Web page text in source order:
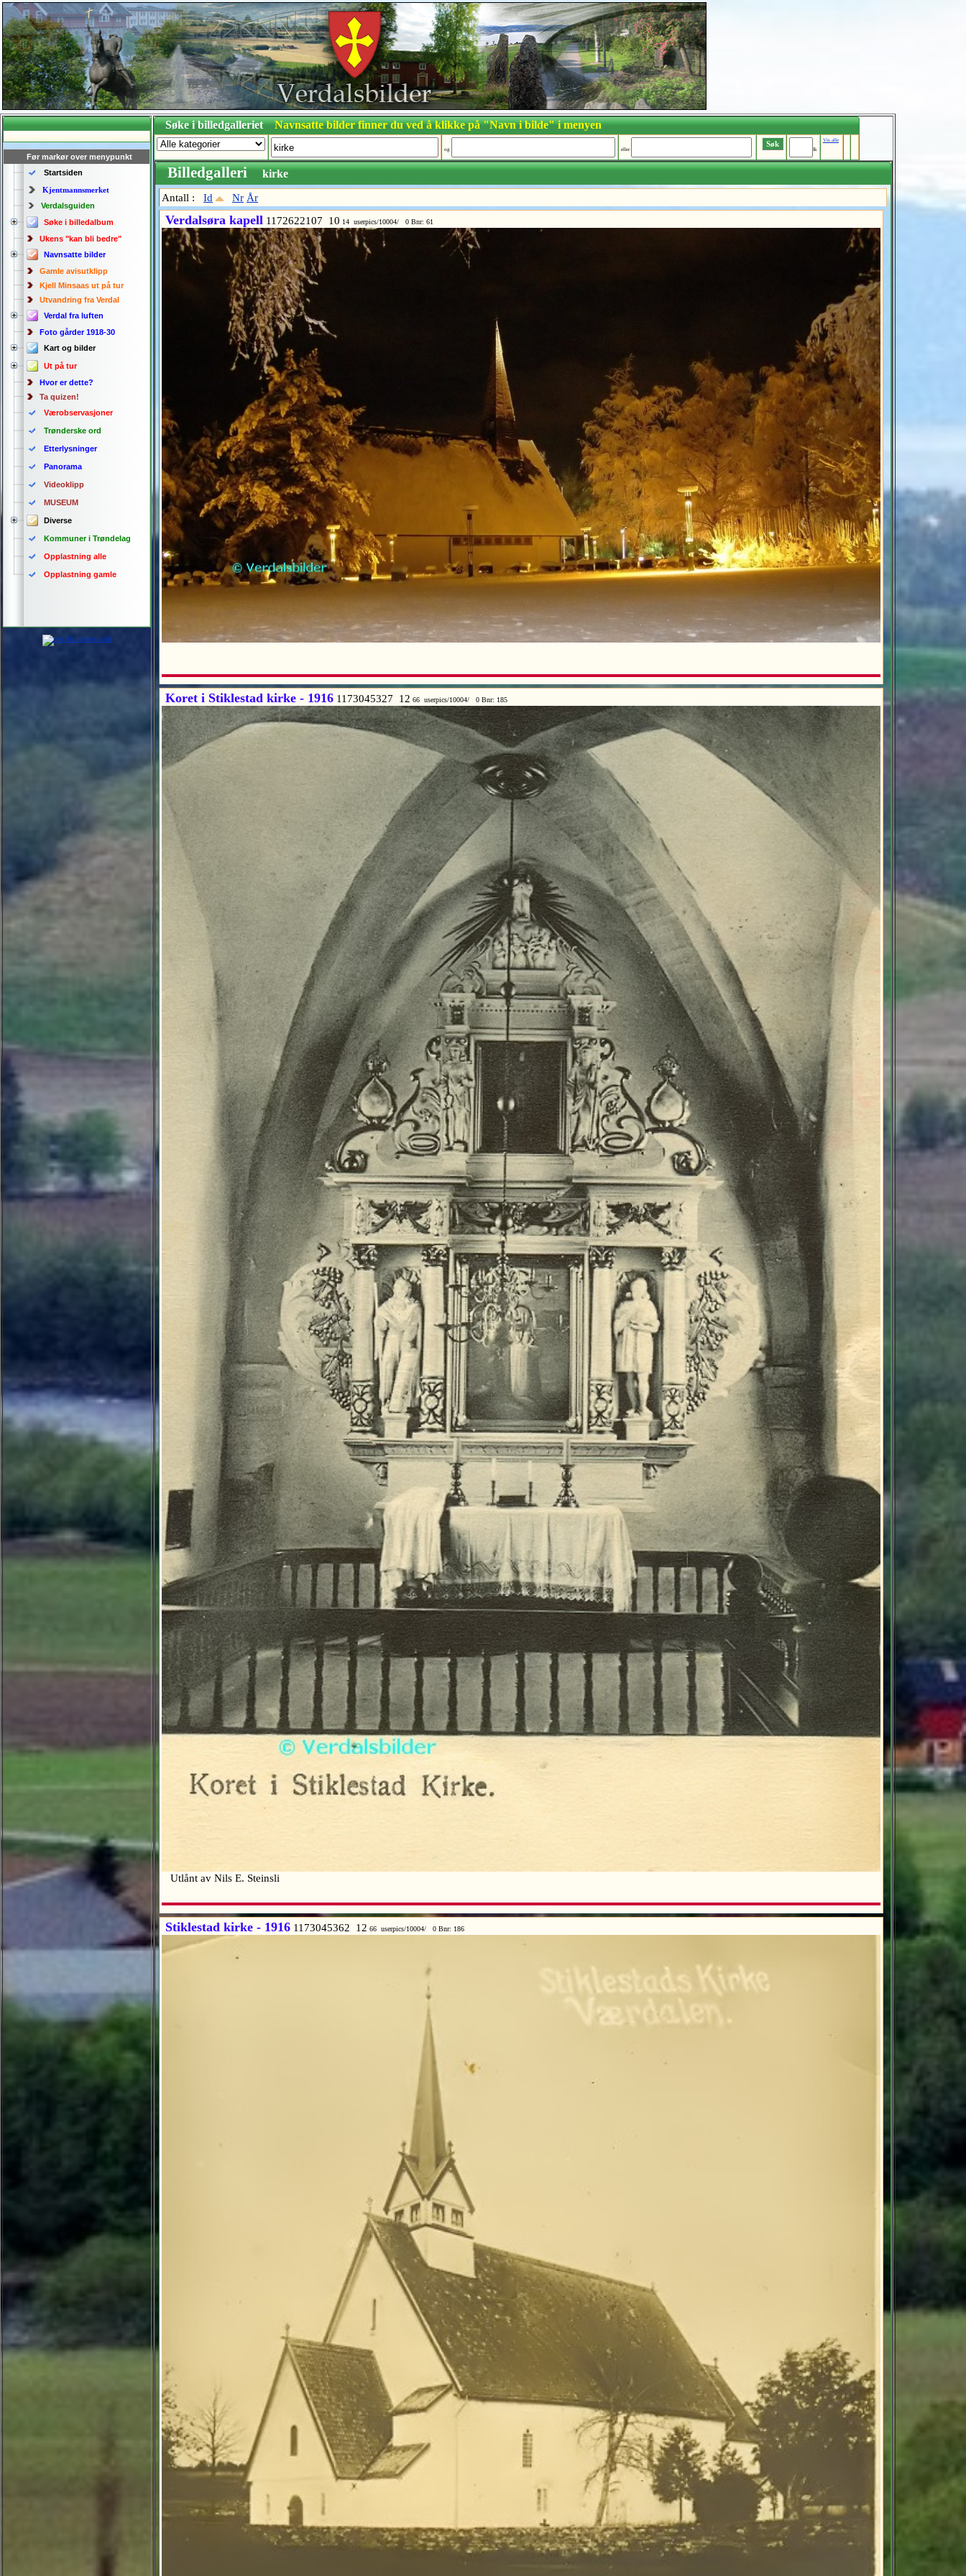
Før markør over menypunkt
Startsiden
Kjentmannsmerket
Verdalsguiden
Søke i billedalbum
Ukens "kan bli bedre"
Navnsatte bilder
Gamle avisutklipp
Kjell Minsaas ut på tur
Utvandring fra Verdal
Verdal fra luften
Foto gårder 1918-30
Kart og bilder
Ut på tur
Hvor er dette?
Ta quizen!
Værobservasjoner
Trønderske ord
Etterlysninger
Panorama
Videoklipp
MUSEUM
Diverse
Kommuner i Trøndelag
Opplastning alle
Opplastning gamle
Søke i billedgallerietNavnsatte bilder finner du ved å klikke på "Navn i bilde" i menyen
og eller Ik
Vis alle
Billedgalleri
kirke
Antall : Id Nr År
Verdalsøra kapell 1172622107 10 14 userpics/10004/ 0 Bnr: 61
Koret i Stiklestad kirke - 1916 1173045327 12 66 userpics/10004/ 0 Bnr: 185
Utlånt av Nils E. Steinsli
Stiklestad kirke - 1916 1173045362 12 66 userpics/10004/ 0 Bnr: 186